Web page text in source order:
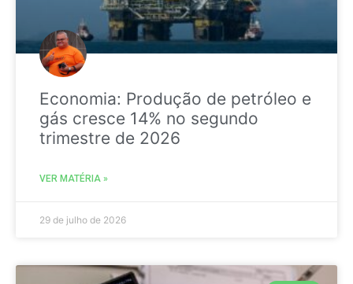
Economia: Produção de petróleo e
gás cresce 14% no segundo
trimestre de 2026
VER MATÉRIA »
29 de julho de 2026